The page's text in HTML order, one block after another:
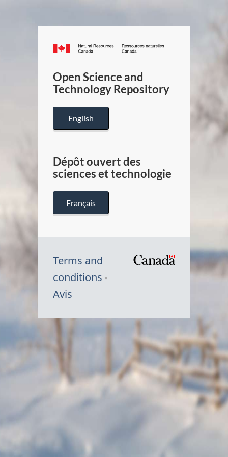
Canada.ca
/
Canada
Open Science and
Technology Repository
English
Dépôt ouvert des
sciences et technologie
Français
Terms and
conditions
Avis
Symbole
Canada